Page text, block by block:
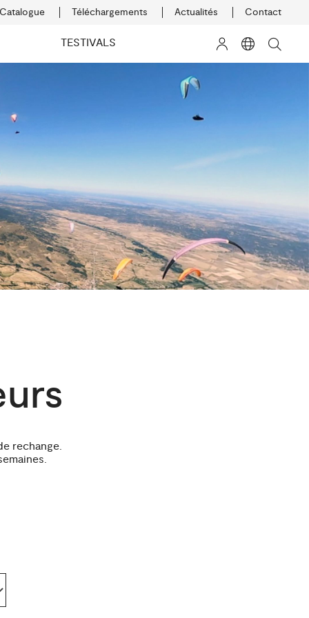
Catalogue Téléchargements Actualités Contact
TESTIVALS
rechange.